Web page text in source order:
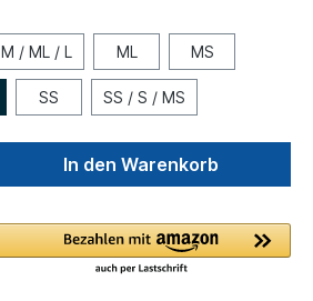
M / ML / L ML MS
SS SS / S / MS
In den Warenkorb